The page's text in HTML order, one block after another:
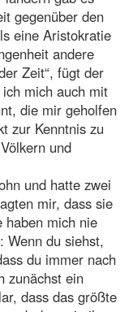
gegenüber den
eine Aristokratie
andere
Zeit“, fügt der
mich auch mit
die mir geholfen
zur Kenntnis zu
und
und hatte zwei
mir, dass sie
haben mich nie
Wenn du siehst,
du immer nach
zunächst ein
dass das größte